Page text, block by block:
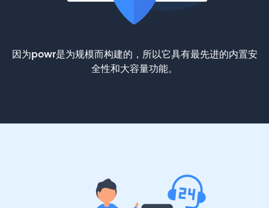
因为powr是为规模而构建的，所以它具有最先进的内置安
全性和大容量功能。